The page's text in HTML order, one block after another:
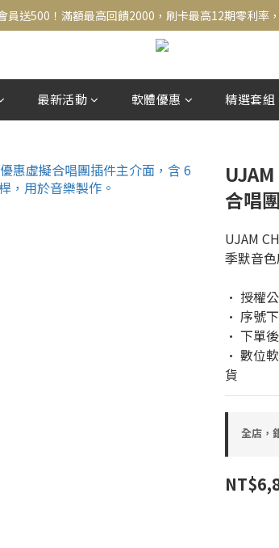
員送500！滿額最高回饋2000，刷卡最高12期零利率
員送500！滿額最高回饋2000，刷卡最高12期零利率
結帳頁選zingala銀角零卡分期，輕鬆打包
員送500！滿額最高回饋2000，刷卡最高12期零利率
最新活動 軟體優惠 精選套組
合唱
UJAM
季默音
• 授權
• 序號
• 下單
• 數位
貨
全店，